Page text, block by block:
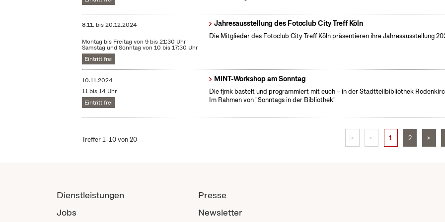
8.11. bis20.12.2024
Montag bis Freitag von 9 bis 21:30 Uhr
Samstag und Sonntag von 10 bis 17:30 Uhr
Eintritt frei
Jahresausstellung des Fotoclub City Treff Köln
Die Mitglieder des Fotoclub City Treff Köln präsentieren ihre Jahresausstellung
10.11.2024
11 bis 14 Uhr
Eintritt frei
MINT-Workshop am Sonntag
Die fjmk bastelt und programmiert mit euch – in der Stadtteilbibliothek
Im Rahmen von "Sonntags in der Bibliothek"
Treffer 1–10 von 20 |< < 1 2 >
Dienstleistungen
Jobs
Presse
Newsletter